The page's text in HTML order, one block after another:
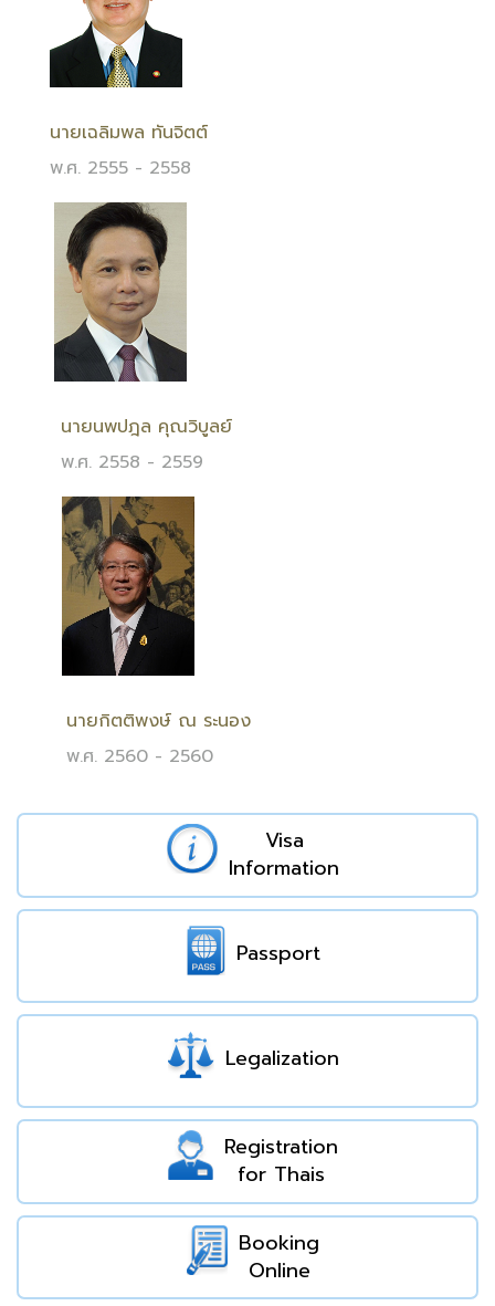
นายเฉลิมพล ทันจิตต์
พ.ศ. 2555 - 2558
นายนพปฎล คุณวิบูลย์
พ.ศ. 2558 - 2559
นายกิตติพงษ์ ณ ระนอง
พ.ศ. 2560 - 2560
Visa
Information
Passport
Legalization
Registration
for Thais
Booking
Online